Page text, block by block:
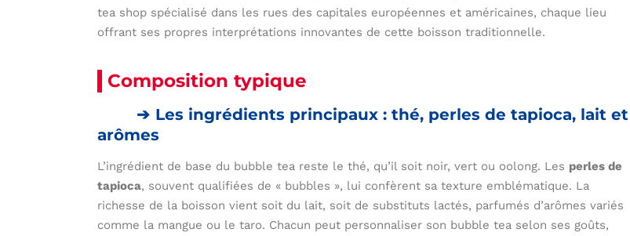
tea shop spécialisé dans les rues des capitales européennes et américaines, chaque lieu
offrant ses propres interprétations innovantes de cette boisson traditionnelle.
Composition typique
Les ingrédients principaux : thé, perles de tapioca, lait et
arômes
L’ingrédient de base du bubble tea reste le thé, qu’il soit noir, vert ou oolong. Les perles de
tapioca, souvent qualifiées de « bubbles », lui confèrent sa texture emblématique. La
richesse de la boisson vient soit du lait, soit de substituts lactés, parfumés d’arômes variés
comme la mangue ou le taro. Chacun peut personnaliser son bubble tea selon ses goûts,